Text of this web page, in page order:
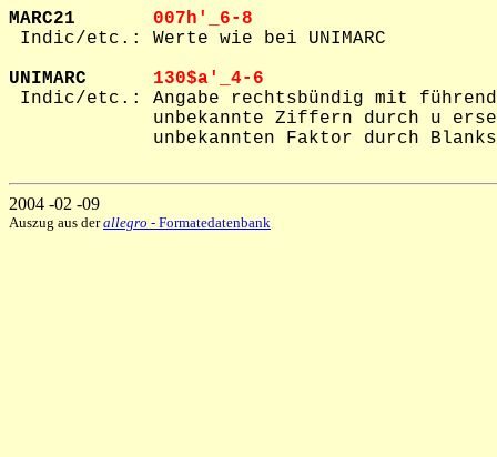
MARC21 007h'_6-8
Indic/etc.: Werte wie bei UNIMARC
UNIMARC 130$a'_4-6
Indic/etc.: Angabe rechtsbündig mit
unbekannte Ziffern durch u
unbekannten Faktor durch
2004 -02 -09
Auszug aus derallegro - Formatedatenbank